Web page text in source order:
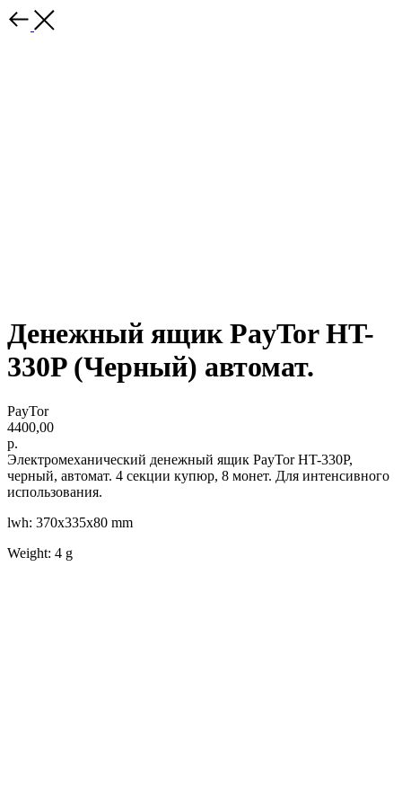
Денежный ящик PayTor HT-
330P (Черный) автомат.
PayTor
4400,00
р.
Электромеханический денежный ящик PayTor HT-330P,
черный, автомат. 4 секции купюр, 8 монет. Для интенсивного
использования.
lwh: 370x335x80 mm
Weight: 4 g